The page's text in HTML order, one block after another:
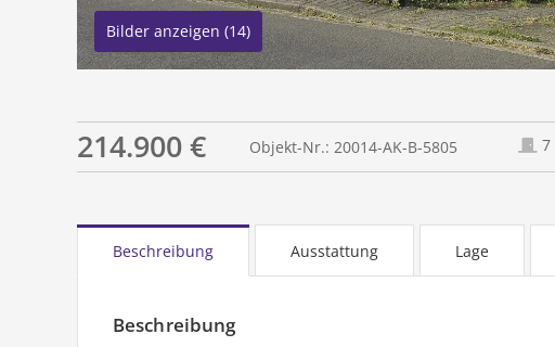
Bilder anzeigen (14)
214.900 € Objekt-Nr.: 20014-AK-B-5805 7
Beschreibung Ausstattung Lage
Beschreibung